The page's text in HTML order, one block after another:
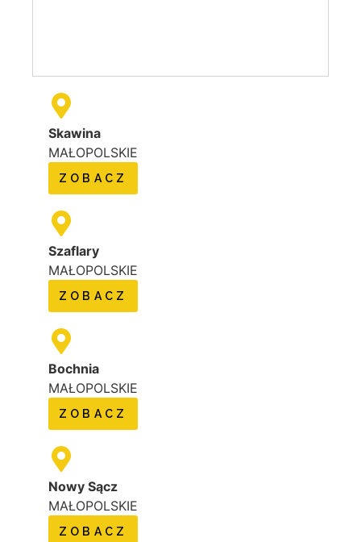
Skawina
MAŁOPOLSKIE
ZOBACZ
Szaflary
MAŁOPOLSKIE
ZOBACZ
Bochnia
MAŁOPOLSKIE
ZOBACZ
Nowy Sącz
MAŁOPOLSKIE
ZOBACZ